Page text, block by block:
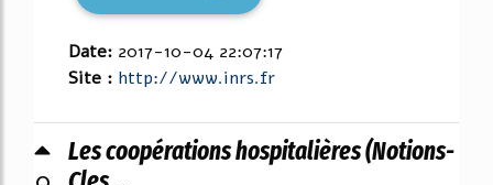
Date: 2017-10-04 22:07:17
Site : http://www.inrs.fr
Les coopérations hospitalières (Notions-